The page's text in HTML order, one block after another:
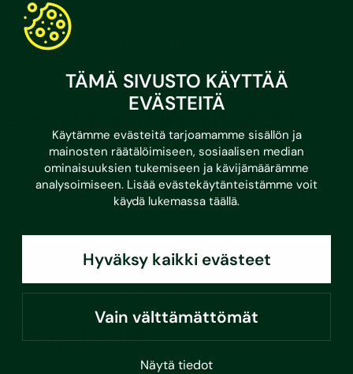
TÄMÄ SIVUSTO KÄYTTÄÄ
EVÄSTEITÄ
Käytämme evästeitä tarjoamamme sisällön ja
mainosten räätälöimiseen, sosiaalisen median
ominaisuuksien tukemiseen ja kävijämäärämme
analysoimiseen. Lisää evästekäytänteistämme voit
käydä lukemassa täällä.
Hyväksy kaikki evästeet
Vain välttämättömät
Näytä tiedot
Ecotrak® -radonpurkin etuja ovat muun muassa mittauksen
laatu on varmistettu kansainvälisillä vertailukokeilla, purkin
toimintaan ei vaikuta kosteus, lika tai muut mittaustulokseen
ja ympärivuoden kestävä käyttöaika (edellyttäen, että maa
Usein kysytyt kysymykset
Kuinka usein radonmittaus tulee suorittaa?
Yhteystiedot